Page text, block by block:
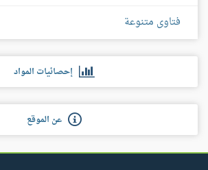
فتاوى متنوعة
إحصائيات المواد
عن الموقع